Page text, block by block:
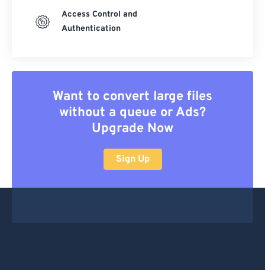
Access Control and
Authentication
Want to convert large files
without a queue or Ads?
Upgrade Now
Sign Up